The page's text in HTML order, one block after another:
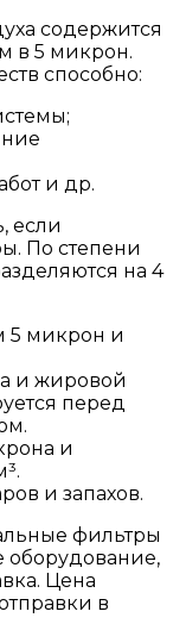
содержится
в 5 микрон.
способно:
и др.
если
По степени
на 4
5 микрон и
и жировой
перед
и
и запахов.
фильтры
оборудование,
Цена
в